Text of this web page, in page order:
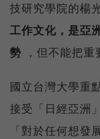
技研究學院的楊
工作文化，是亞
勢 ，但不能把重
國立台灣大學重
接受「日經亞洲
「對於任何想發